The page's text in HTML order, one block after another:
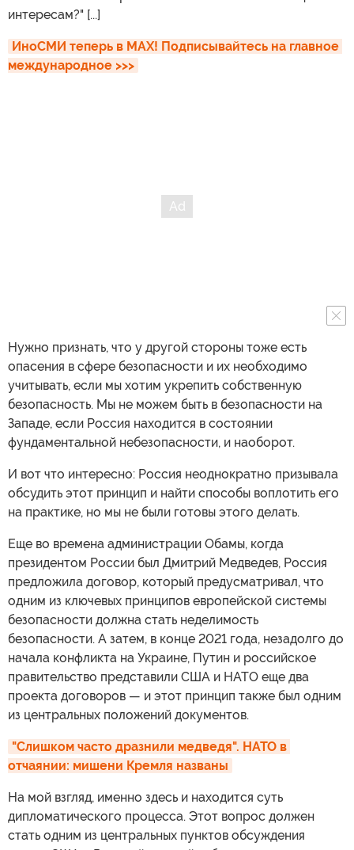
интересам?" [...]
ИноСМИ теперь в MAX! Подписывайтесь на главное
международное >>>
Нужно признать, что у другой стороны тоже есть
опасения в сфере безопасности и их необходимо
учитывать, если мы хотим укрепить собственную
безопасность. Мы не можем быть в безопасности на
Западе, если Россия находится в состоянии
фундаментальной небезопасности, и наоборот.
И вот что интересно: Россия неоднократно призывала
обсудить этот принцип и найти способы воплотить его
на практике, но мы не были готовы этого делать.
Еще во времена администрации Обамы, когда
президентом России был Дмитрий Медведев, Россия
предложила договор, который предусматривал, что
одним из ключевых принципов европейской системы
безопасности должна стать неделимость
безопасности. А затем, в конце 2021 года, незадолго до
начала конфликта на Украине, Путин и российское
правительство представили США и НАТО еще два
проекта договоров — и этот принцип также был одним
из центральных положений документов.
"Слишком часто дразнили медведя". НАТО в
отчаянии: мишени Кремля названы
На мой взгляд, именно здесь и находится суть
дипломатического процесса. Этот вопрос должен
стать одним из центральных пунктов обсуждения